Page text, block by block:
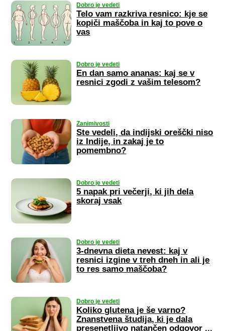
Dobro je vedeti
Telo vam razkriva resnico: kje se
kopiči maščoba in kaj to pove o
vas
Dobro je vedeti
En dan samo ananas: kaj se v
resnici zgodi z vašim telesom?
Zanimivosti
Ste vedeli, da indijski oreščki niso
iz Indije, in zakaj je to
pomembno?
Dobro je vedeti
5 napak pri večerji, ki jih dela
skoraj vsak
Dobro je vedeti
3-dnevna dieta nevest: kaj v
resnici izgine v treh dneh in ali je
to res samo maščoba?
Dobro je vedeti
Koliko glutena je še varno?
Znanstvena študija, ki je dala
presenetljivo natančen odgovor ...